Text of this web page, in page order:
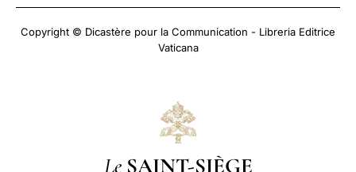
Copyright © Dicastère pour la Communication - Libreria Editrice
Vaticana
Le SAINT-SIÈGE